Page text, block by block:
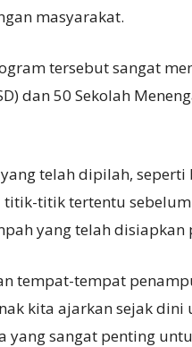
masyarakat.
tersebut sangat
dan 50 Sekolah
telah dipilah,
titik tertentu
yang telah disiapkan
tempat-tempat
kita ajarkan sejak
yang sangat penting